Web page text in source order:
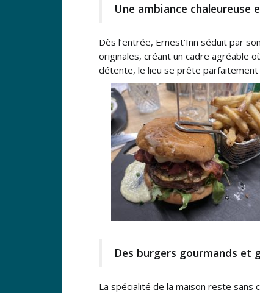
Une ambiance chaleureuse
Dès l’entrée, Ernest’Inn séduit par
originales, créant un cadre agréable
détente, le lieu se prête parfaitement
Des burgers gourmands et
La spécialité de la maison reste sans